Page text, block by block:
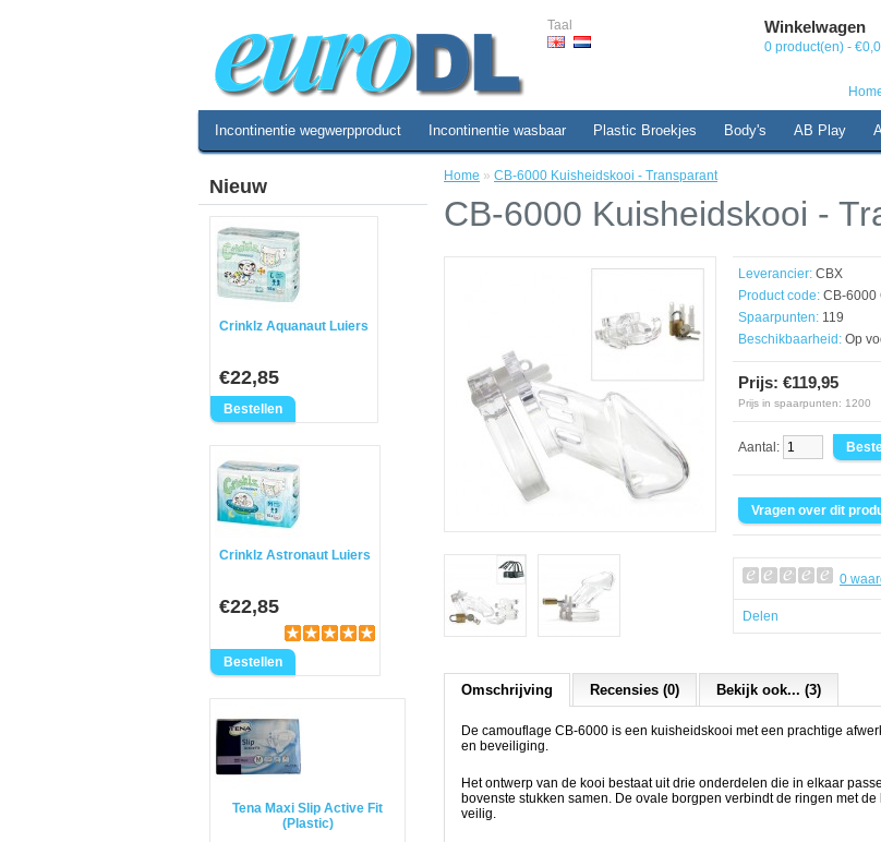
Taal Winkelwagen
0 product(en) -
Incontinentie wegwerpproduct Incontinentie wasbaar Plastic Broekjes Body's AB Play
Nieuw
Crinklz Aquanaut Luiers
€22,85
Crinklz Astronaut Luiers
€22,85
Tena Maxi Slip Active Fit
(Plastic)
Home » CB-6000 Kuisheidskooi - Transparant
CB-6000 Kuisheidskooi -
Leverancier: CBX
Product code: CB-6000
Spaarpunten: 119
Beschikbaarheid: Op
Prijs: €119,95
Prijs in spaarpunten: 1200
Aantal:
0
Delen
Omschrijving Recensies (0) Bekijk ook... (3)
De camouflage CB-6000 is een kuisheidskooi met een prachtige
en beveiliging.
Het ontwerp van de kooi bestaat uit drie onderdelen die in elkaar
bovenste stukken samen. De ovale borgpen verbindt de ringen met
veilig.